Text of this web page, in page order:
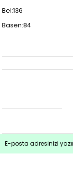
Bel:136
Basen:84